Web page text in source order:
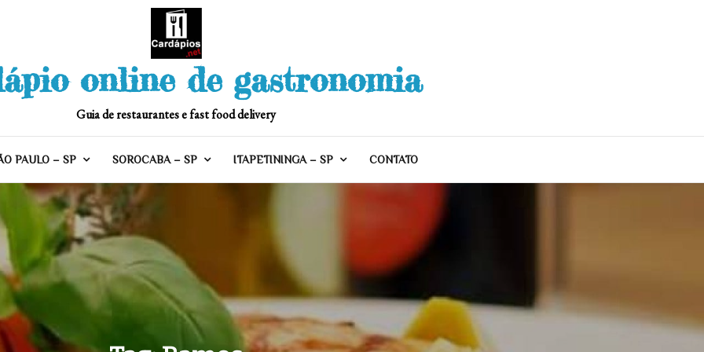
online de gastronomia
Guia de restaurantes e fast food delivery
PAULO – SP SOROCABA – SP ITAPETININGA – SP CONTATO